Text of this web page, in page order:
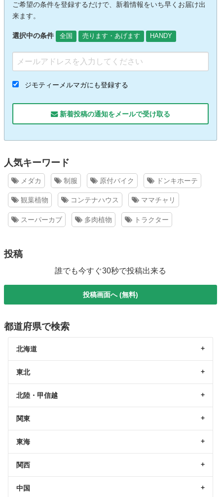
ご希望の条件を登録するだけで、新着情報をいち早くお届け出
来ます。
選択中の条件 全国 売ります・あげます HANDY
ジモティーメルマガにも登録する
新着投稿の通知をメールで受け取る
人気キーワード
メダカ 制服 原付バイク ドンキホーテ
観葉植物 コンテナハウス ママチャリ
スーパーカブ 多肉植物 トラクター
投稿
誰でも今すぐ30秒で投稿出来る
投稿画面へ (無料)
都道府県で検索
北海道
東北
北陸・甲信越
関東
東海
関西
中国